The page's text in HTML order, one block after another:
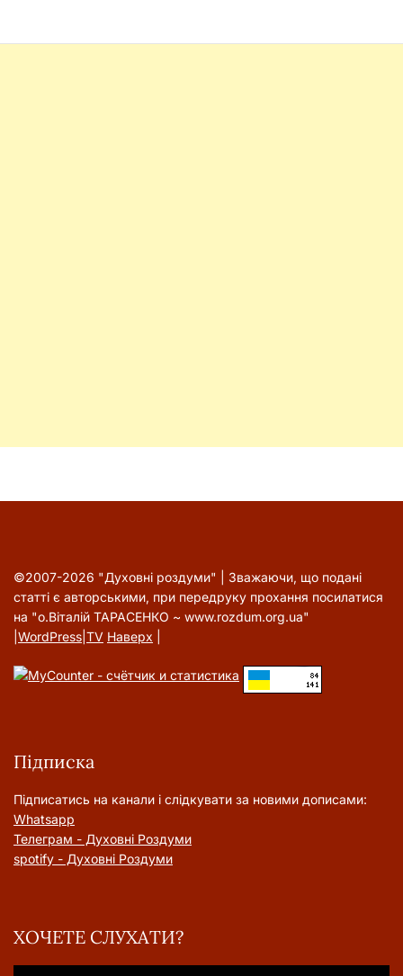
©2007-2026 "Духовні роздуми" | Зважаючи, що подані
статті є авторськими, при передруку прохання посилатися
на "о.Віталій ТАРАСЕНКО ~ www.rozdum.org.ua"
WordPress TV Наверх
Підписка
Підписатись на канали і слідкувати за новими дописами:
Whatsapp
Телеграм - Духовні Роздуми
spotify - Духовні Роздуми
ХОЧЕТЕ СЛУХАТИ?